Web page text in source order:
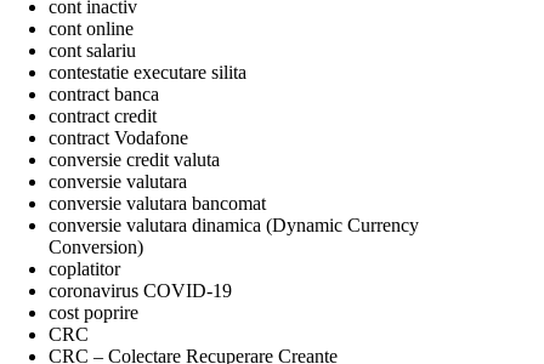
cont inactiv
cont online
cont salariu
contestatie executare silita
contract banca
contract credit
contract Vodafone
conversie credit valuta
conversie valutara
conversie valutara bancomat
conversie valutara dinamica (Dynamic Currency
Conversion)
coplatitor
coronavirus COVID-19
cost poprire
CRC
CRC – Colectare Recuperare Creante